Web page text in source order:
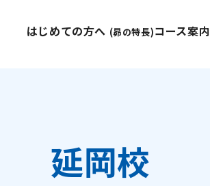
はじめての方へ (昴の特長)コース案内
延岡校